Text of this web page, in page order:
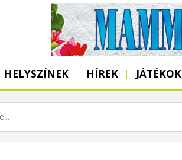
HELYSZÍNEK HÍREK JÁTÉKOK